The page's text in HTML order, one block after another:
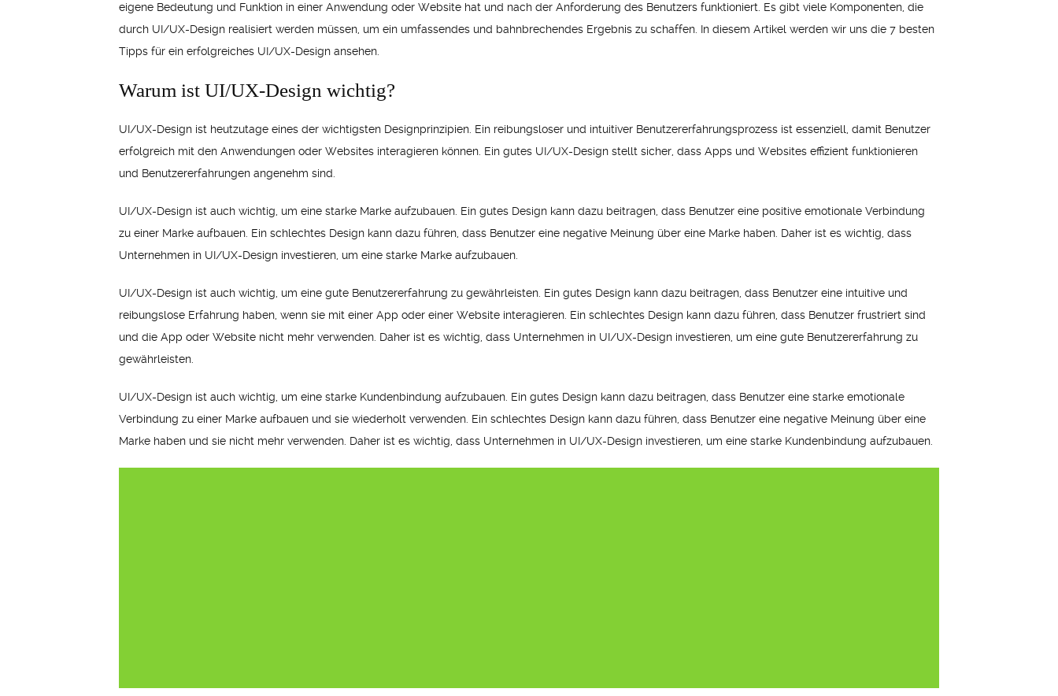
eigene Bedeutung und Funktion in einer Anwendung oder Website hat und nach der Anforderung des Benutzers funktioniert. Es gibt viele Komponenten, die
durch UI/UX-Design realisiert werden müssen, um ein umfassendes und bahnbrechendes Ergebnis zu schaffen. In diesem Artikel werden wir uns die 7 besten
Tipps für ein erfolgreiches UI/UX-Design ansehen.
Warum ist UI/UX-Design wichtig?
UI/UX-Design ist heutzutage eines der wichtigsten Designprinzipien. Ein reibungsloser und intuitiver Benutzererfahrungsprozess ist essenziell, damit Benutzer
erfolgreich mit den Anwendungen oder Websites interagieren können. Ein gutes UI/UX-Design stellt sicher, dass Apps und Websites effizient funktionieren
und Benutzererfahrungen angenehm sind.
UI/UX-Design ist auch wichtig, um eine starke Marke aufzubauen. Ein gutes Design kann dazu beitragen, dass Benutzer eine positive emotionale Verbindung
zu einer Marke aufbauen. Ein schlechtes Design kann dazu führen, dass Benutzer eine negative Meinung über eine Marke haben. Daher ist es wichtig, dass
Unternehmen in UI/UX-Design investieren, um eine starke Marke aufzubauen.
UI/UX-Design ist auch wichtig, um eine gute Benutzererfahrung zu gewährleisten. Ein gutes Design kann dazu beitragen, dass Benutzer eine intuitive und
reibungslose Erfahrung haben, wenn sie mit einer App oder einer Website interagieren. Ein schlechtes Design kann dazu führen, dass Benutzer frustriert sind
und die App oder Website nicht mehr verwenden. Daher ist es wichtig, dass Unternehmen in UI/UX-Design investieren, um eine gute Benutzererfahrung zu
gewährleisten.
UI/UX-Design ist auch wichtig, um eine starke Kundenbindung aufzubauen. Ein gutes Design kann dazu beitragen, dass Benutzer eine starke emotionale
Verbindung zu einer Marke aufbauen und sie wiederholt verwenden. Ein schlechtes Design kann dazu führen, dass Benutzer eine negative Meinung über eine
Marke haben und sie nicht mehr verwenden. Daher ist es wichtig, dass Unternehmen in UI/UX-Design investieren, um eine starke Kundenbindung aufzubauen.